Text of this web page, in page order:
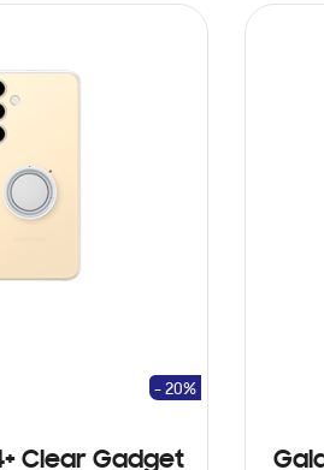
Clear Gadget
- 20%